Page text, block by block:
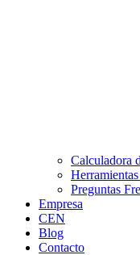
Calculadora
Preguntas
Empresa
CEN
Blog
Contacto